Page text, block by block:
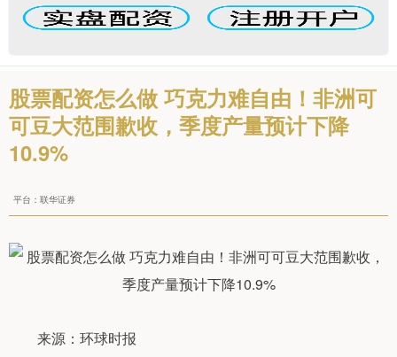
股票配资怎么做 巧克力难自由！非洲可
可豆大范围歉收，季度产量预计下降
10.9%
平台：联华证券
来源：环球时报